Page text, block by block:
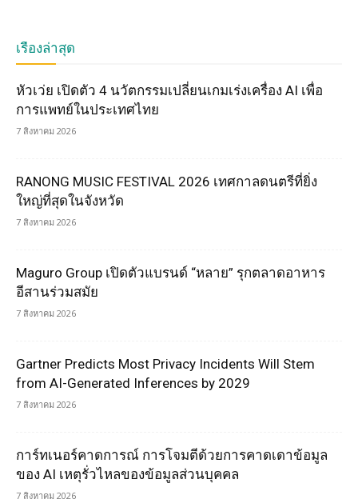
เรื่องล่าสุด
หัวเว่ย เปิดตัว 4 นวัตกรรมเปลี่ยนเกมเร่งเครื่อง AI เพื่อ
การแพทย์ในประเทศไทย
7 สิงหาคม 2026
RANONG MUSIC FESTIVAL 2026 เทศกาลดนตรีที่ยิ่ง
ใหญ่ที่สุดในจังหวัด
7 สิงหาคม 2026
Maguro Group เปิดตัวแบรนด์ “หลาย” รุกตลาดอาหาร
อีสานร่วมสมัย
7 สิงหาคม 2026
Gartner Predicts Most Privacy Incidents Will Stem
from AI-Generated Inferences by 2029
7 สิงหาคม 2026
การ์ทเนอร์คาดการณ์ การโจมตีด้วยการคาดเดาข้อมูล
ของ AI เหตุรั่วไหลของข้อมูลส่วนบุคคล
7 สิงหาคม 2026